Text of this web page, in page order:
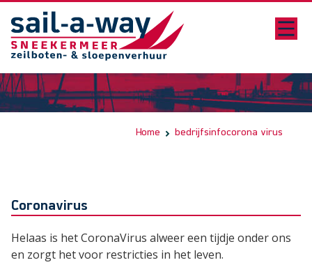
Home bedrijfsinfocorona virus
Coronavirus
Helaas is het CoronaVirus alweer een tijdje onder ons
en zorgt het voor restricties in het leven.